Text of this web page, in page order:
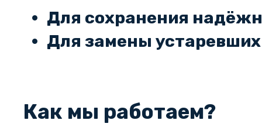
Для сохранения
Для замены
Как мы работаем?